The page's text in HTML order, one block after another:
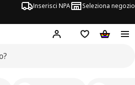
Inserisci NPA Seleziona negozio
Hej! Accedi ora
Foglietto degli
Carrello